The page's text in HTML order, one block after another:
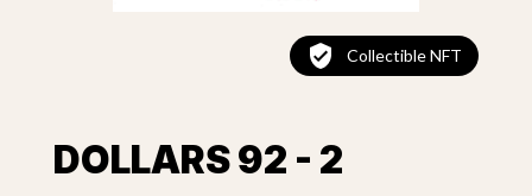
Collectible NFT
DOLLARS 92 - 2